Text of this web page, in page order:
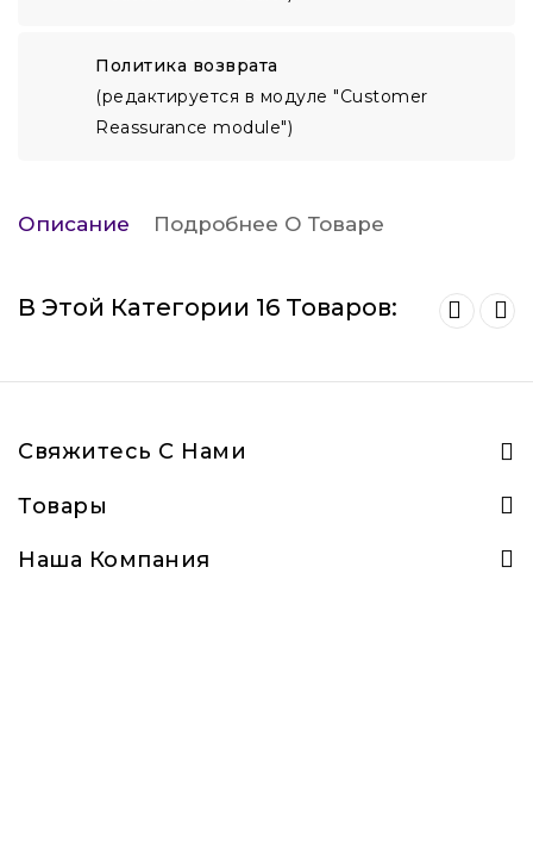
Политика возврата
(редактируется в модуле "Customer
Reassurance module")
Описание Подробнее О Товаре
В Этой Категории 16 Товаров:
Свяжитесь С Нами
Товары
Наша Компания